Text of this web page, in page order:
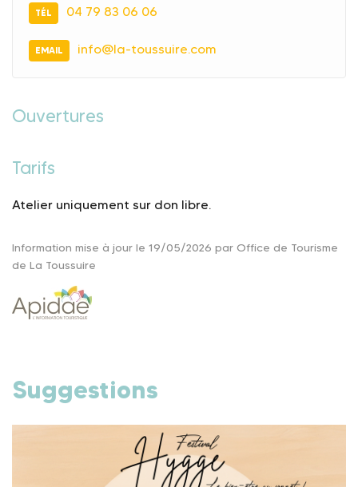
TÉL 04 79 83 06 06
EMAIL info@la-toussuire.com
Ouvertures
Tarifs
Atelier uniquement sur don libre.
Information mise à jour le 19/05/2026 par Office de Tourisme
de La Toussuire
Suggestions